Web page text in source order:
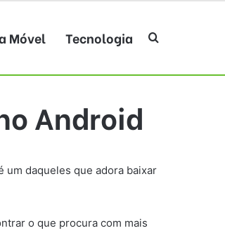
Móvel Tecnologia Procurar por
Android
um daqueles que adora baixar
o que procura com mais